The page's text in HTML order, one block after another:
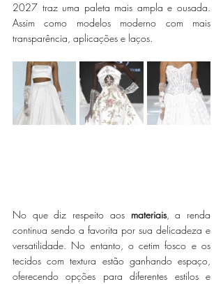
2027 traz uma paleta mais ampla e ousada.
Assim como modelos moderno com mais
transparência, aplicações e laços.
No que diz respeito aos materiais, a renda
continua sendo a favorita por sua delicadeza e
versatilidade. No entanto, o cetim fosco e os
tecidos com textura estão ganhando espaço,
oferecendo opções para diferentes estilos e